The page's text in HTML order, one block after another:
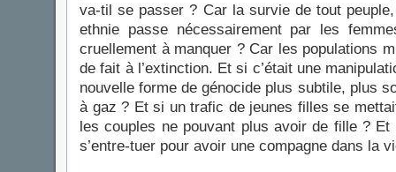
va-til se passer ? Car la survie de tout
ethnie passe nécessairement par les
cruellement à manquer ? Car les populations
de fait à l’extinction. Et si c’était une
nouvelle forme de génocide plus subtile, plus
à gaz ? Et si un trafic de jeunes filles se
les couples ne pouvant plus avoir de fille ? Et
s’entre-tuer pour avoir une compagne dans la